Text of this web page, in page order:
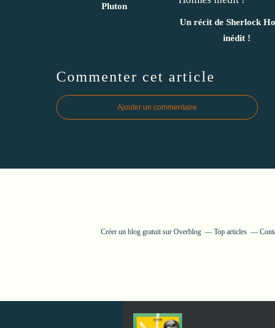
Pluton
Un récit de Sherlock
inédit !
Commenter cet article
Ajouter un commentaire
Créer un blog gratuit sur Overblog Top articles